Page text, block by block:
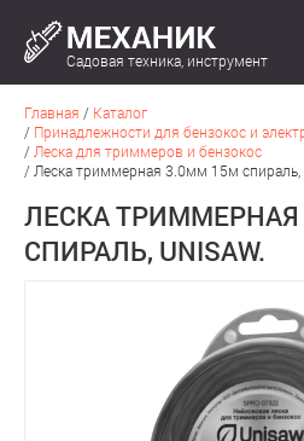
Садовая техника, инструмент
Главная / Каталог
/ Принадлежности для бензокос и
/ Леска для триммеров и бензокос
/ Леска триммерная 3.0мм 15м спираль,
ЛЕСКА
СПИРАЛЬ, UNISAW.